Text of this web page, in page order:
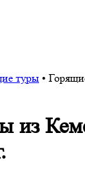
туры •
из